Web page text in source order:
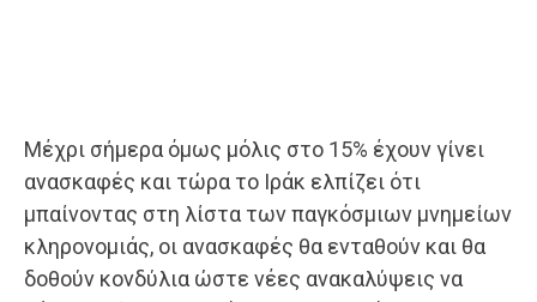
Μέχρι σήμερα όμως μόλις στο 15% έχουν γίνει
ανασκαφές και τώρα το Ιράκ ελπίζει ότι
μπαίνοντας στη λίστα των παγκόσμιων μνημείων
κληρονομιάς, οι ανασκαφές θα ενταθούν και θα
δοθούν κονδύλια ώστε νέες ανακαλύψεις να